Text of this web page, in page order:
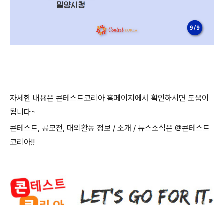
자세한 내용은 콘테스트코리아 홈페이지에서 확인하시면 도움이
됩니다~
콘테스트, 공모전, 대외활동 정보 / 소개 / 뉴스소식은 @콘테스트
코리아!!